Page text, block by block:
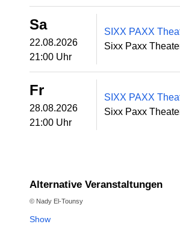
Sa
22.08.2026
21:00 Uhr
SIXX PAXX
Sixx Paxx
Fr
28.08.2026
21:00 Uhr
SIXX PAXX
Sixx Paxx
Alternative Veranstaltungen
© Nady El-Tounsy
Show